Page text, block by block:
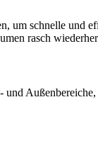
um schnelle und
rasch